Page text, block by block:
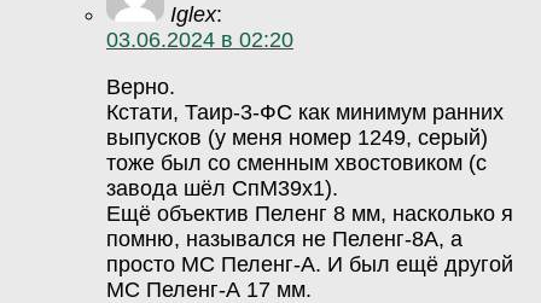
Iglex:
03.06.2024 в 02:20
Верно.
Кстати, Таир-3-ФС как минимум ранних
выпусков (у меня номер 1249, серый)
тоже был со сменным хвостовиком (с
завода шёл СпМ39х1).
Ещё объектив Пеленг 8 мм, насколько я
помню, назывался не Пеленг-8А, а
просто МС Пеленг-А. И был ещё другой
МС Пеленг-А 17 мм.